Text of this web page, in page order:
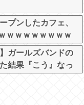
プンしたカフェ、
ｗｗｗｗｗｗｗｗ
ガールズバンドの
結果『こう』なっ